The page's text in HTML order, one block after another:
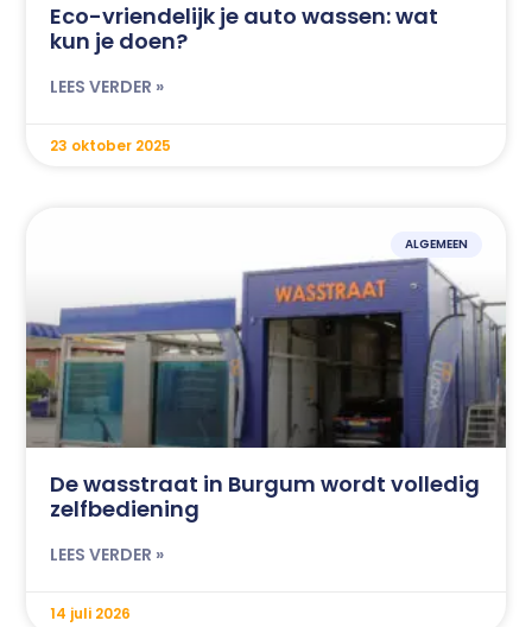
Eco-vriendelijk je auto wassen: wat
kun je doen?
LEES VERDER »
23 oktober 2025
ALGEMEEN
De wasstraat in Burgum wordt volledig
zelfbediening
LEES VERDER »
14 juli 2026